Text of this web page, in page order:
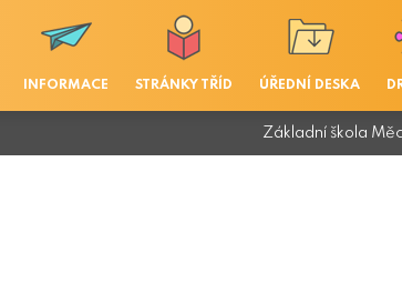
INFORMACE STRÁNKY TŘÍD ÚŘEDNÍ DESKA
Základní škola